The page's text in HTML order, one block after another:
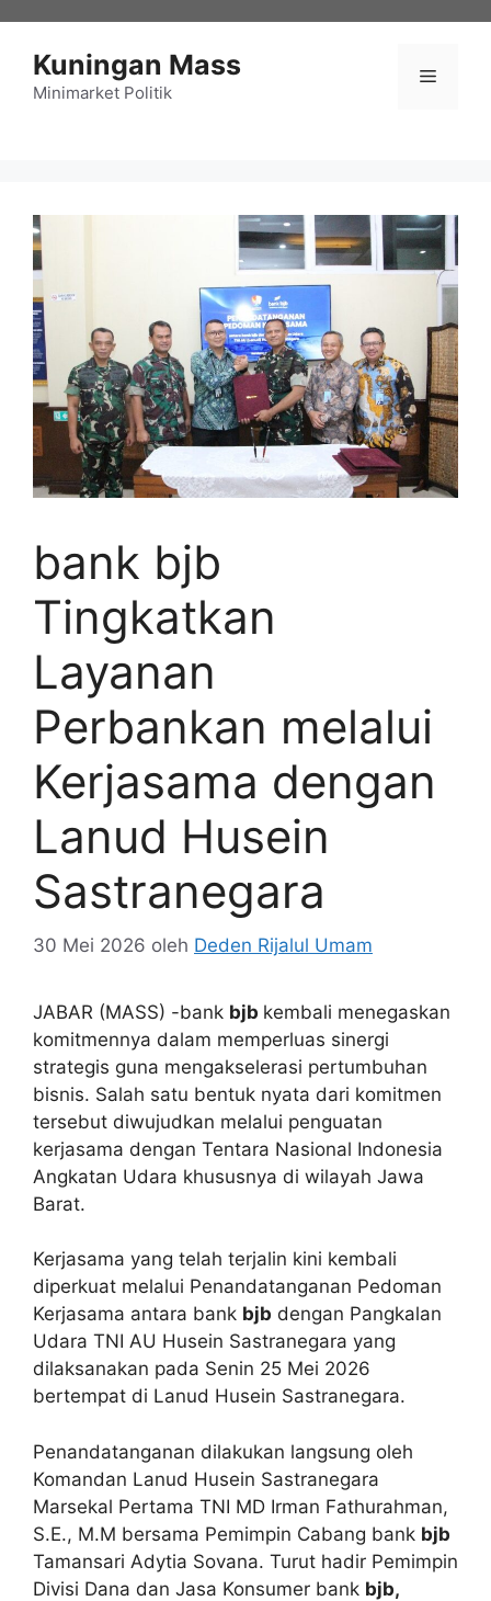
Kuningan Mass
Minimarket Politik
Menu
bank bjb
Tingkatkan
Layanan
Perbankan melalui
Kerjasama dengan
Lanud Husein
Sastranegara
30 Mei 2026 oleh Deden Rijalul Umam
JABAR (MASS) -bank bjb kembali menegaskan
komitmennya dalam memperluas sinergi
strategis guna mengakselerasi pertumbuhan
bisnis. Salah satu bentuk nyata dari komitmen
tersebut diwujudkan melalui penguatan
kerjasama dengan Tentara Nasional Indonesia
Angkatan Udara khususnya di wilayah Jawa
Barat.
Kerjasama yang telah terjalin kini kembali
diperkuat melalui Penandatanganan Pedoman
Kerjasama antara bank bjb dengan Pangkalan
Udara TNI AU Husein Sastranegara yang
dilaksanakan pada Senin 25 Mei 2026
bertempat di Lanud Husein Sastranegara.
Penandatanganan dilakukan langsung oleh
Komandan Lanud Husein Sastranegara
Marsekal Pertama TNI MD Irman Fathurahman,
S.E., M.M bersama Pemimpin Cabang bank bjb
Tamansari Adytia Sovana. Turut hadir Pemimpin
Divisi Dana dan Jasa Konsumer bank bjb,